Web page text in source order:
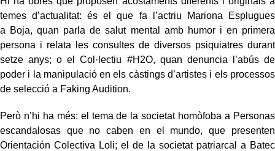
temes d’actualitat: és el que fa l’actriu Mariona Esplugues
a Boja, quan parla de salut mental amb humor i en primera
persona i relata les consultes de diversos psiquiatres durant
setze anys; o el Col·lectiu #H2O, quan denuncia l’abús de
poder i la manipulació en els càstings d’artistes i els processos
de selecció a Faking Audition.
Però n’hi ha més: el tema de la societat homòfoba a Personas
escandalosas que no caben en el mundo, que presenten
Orientación Colectiva Loli; el de la societat patriarcal a Batec